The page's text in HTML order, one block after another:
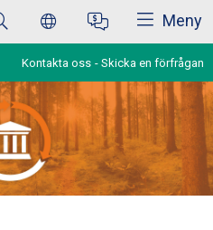
Meny
Kontakta oss Skicka en förfrågan